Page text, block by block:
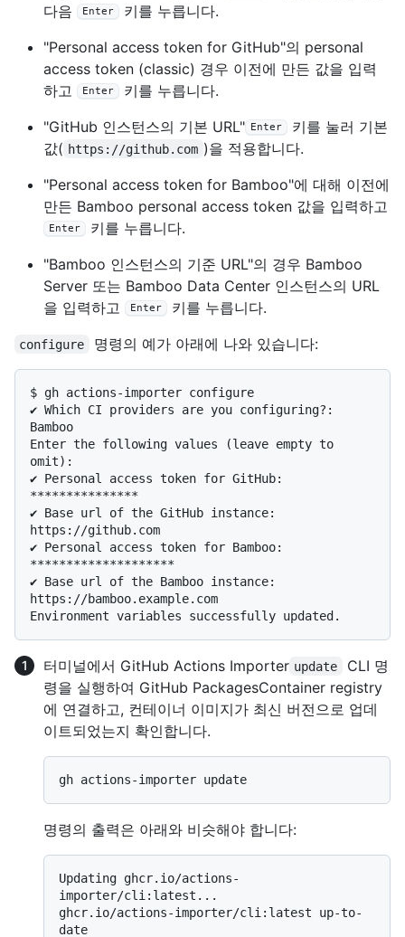
다음
Enter
키를 누릅니다.
"Personal access token for GitHub"의 personal
access token (classic) 경우 이전에 만든 값을 입력
하고
Enter
키를 누릅니다.
"GitHub 인스턴스의 기본 URL"
Enter
키를 눌러 기본
값( https://github.com )을 적용합니다.
"Personal access token for Bamboo"에 대해 이전에
만든 Bamboo personal access token 값을 입력하고
Enter
키를 누릅니다.
"Bamboo 인스턴스의 기준 URL"의 경우 Bamboo
Server 또는 Bamboo Data Center 인스턴스의 URL
을 입력하고
Enter 키를 누릅니다.
configure 명령의 예가 아래에 나와 있습니다:
$ gh actions-importer configure
✔ Which CI providers are you configuring?:
Bamboo
Enter the following values (leave empty to
omit):
✔ Personal access token for GitHub:
***************
✔ Base url of the GitHub instance:
https://github.com
✔ Personal access token for Bamboo:
********************
✔ Base url of the Bamboo instance:
https://bamboo.example.com
터미널에서 GitHub Actions Importer update
CLI 명
령을 실행하여 GitHub PackagesContainer registry
에 연결하고, 컨테이너 이미지가 최신 버전으로 업데
이트되었는지 확인합니다.
명령의 출력은 아래와 비슷해야 합니다:
Updating ghcr.io/actions-
importer/cli:latest...
ghcr.io/actions-importer/cli:latest up-to-